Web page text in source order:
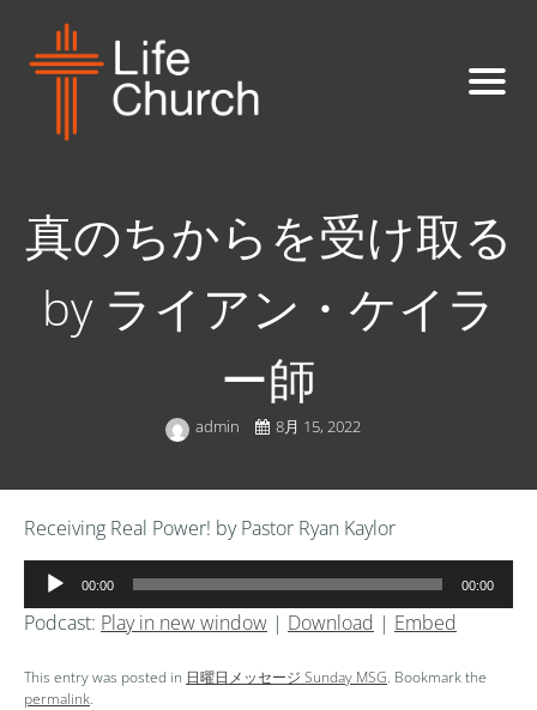
真のちからを受け取る
by ライアン・ケイラ
ー師
admin 8月 15, 2022
Receiving Real Power! by Pastor Ryan Kaylor
声
プ
ー
00:00 00:00
Podcast: Play in new window | Download | Embed
This entry was posted in 日曜日メッセージ Sunday MSG. Bookmark the
permalink.